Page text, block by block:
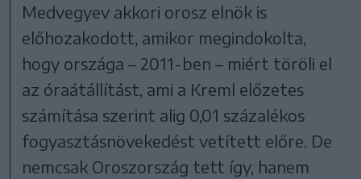
Medvegyev akkori orosz elnök is
előhozakodott, amikor megindokolta,
hogy országa – 2011-ben – miért töröli el
az óraátállítást, ami a Kreml előzetes
számítása szerint alig 0,01 százalékos
fogyasztásnövekedést vetített előre. De
nemcsak Oroszország tett így, hanem